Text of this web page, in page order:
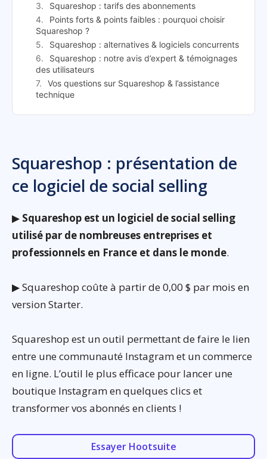
Squareshop : tarifs des abonnements
Points forts & points faibles : pourquoi choisir
Squareshop ?
Squareshop : alternatives & logiciels concurrents
Squareshop : notre avis d’expert & témoignages
des utilisateurs
Vos questions sur Squareshop & l’assistance
technique
Squareshop : présentation de
ce logiciel de social selling
▶ Squareshop est un logiciel de social selling
utilisé par de nombreuses entreprises et
professionnels en France et dans le monde.
▶ Squareshop coûte à partir de 0,00 $ par mois en
version Starter.
Squareshop est un outil permettant de faire le lien
entre une communauté Instagram et un commerce
en ligne. L’outil le plus efficace pour lancer une
boutique Instagram en quelques clics et
transformer vos abonnés en clients !
Essayer Hootsuite